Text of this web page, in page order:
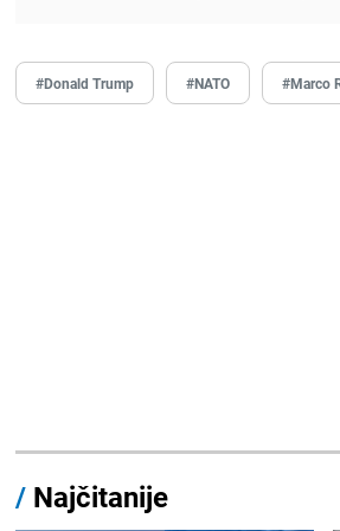
#Donald Trump #NATO #Marco
/ Najčitanije